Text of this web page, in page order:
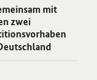
mit
zwei